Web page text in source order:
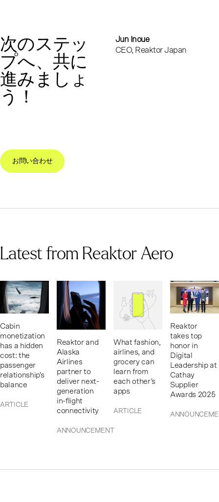
次のステッ
プへ、共に
進みましょ
う！
お問い合わせ
Jun Inoue
CEO, Reaktor Japan
Latest from Reaktor Aero
Cabin
monetization
has a hidden
cost: the
passenger
relationship's
balance
ARTICLE
Reaktor and
Alaska
Airlines
partner to
deliver next-
generation
in-flight
connectivity
ANNOUNCEMENT
What fashion,
airlines, and
grocery can
learn from
each other's
apps
ARTICLE
Reaktor
takes top
honor in
Digital
Leadership at
Cathay
Supplier
Awards 2025